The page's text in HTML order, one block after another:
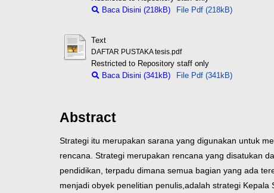
Baca Disini (218kB)
File Pdf (218kB)
Text
DAFTAR PUSTAKA tesis.pdf
Restricted to Repository staff only
Baca Disini (341kB)
File Pdf (341kB)
Abstract
Strategi itu merupakan sarana yang digunakan untuk
rencana. Strategi merupakan rencana yang disatukan
pendidikan, terpadu dimana semua bagian yang ada
menjadi obyek penelitian penulis,adalah strategi